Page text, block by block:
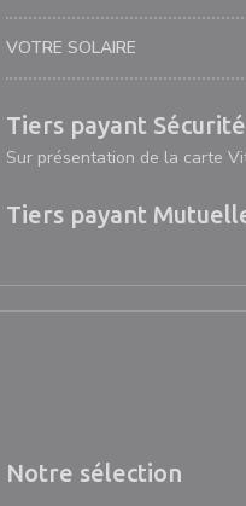
VOTRE SOLAIRE
Tiers payant
Sur présentation de la carte
Tiers payant
Notre sélection